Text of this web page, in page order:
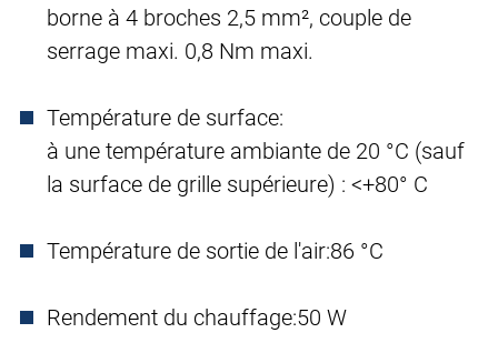
borne à 4 broches 2,5 mm², couple de
serrage maxi. 0,8 Nm maxi.
Température de surface:
à une température ambiante de 20 °C (sauf
la surface de grille supérieure) : <+80° C
Température de sortie de l'air:86 °C
Rendement du chauffage:50 W